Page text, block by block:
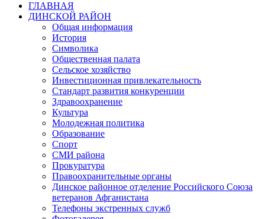
ГЛАВНАЯ
ДИНСКОЙ РАЙОН
Общая информация
История
Символика
Общественная палата
Сельское хозяйство
Инвестиционная привлекательность
Стандарт развития конкуренции
Здравоохранение
Культура
Молодежная политика
Образование
Спорт
СМИ района
Прокуратура
Правоохранительные органы
Динское районное отделение Российского Союза
ветеранов Афганистана
Телефоны экстренных служб